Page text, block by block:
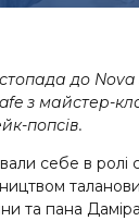
до Nova
з майстер-
попсів.
себе в ролі
та пана